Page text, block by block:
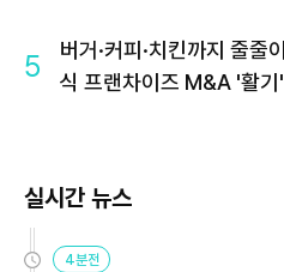
5
버거·커피·치킨까지 줄줄
식 프랜차이즈 M&A '활기'
실시간 뉴스
4분전